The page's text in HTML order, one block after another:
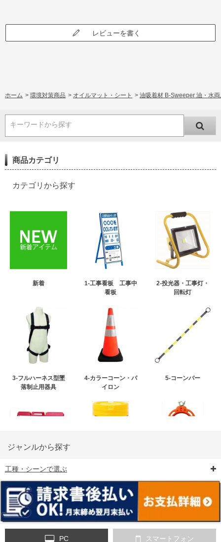
レビューを書く
ホーム > 環境対策商品 > オイルマット・シート > 油吸着材 B-Sweeper 油・水
キーワードから探す
商品カテゴリ
カテゴリから探す
新着
1-工事看板 工事中
看板
2-投光器・工事灯・
回転灯
3-フルハーネス型墜
落制止用器具
4-カラーコーン・パ
イロン
5-コーンバー
6-矢印板/LED矢印板
ンス
ジャンルから探す
工種・シーンで選ぶ
PC スマートフォン